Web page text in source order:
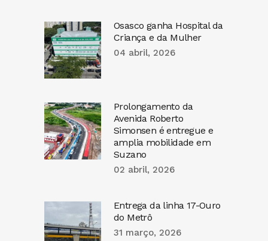
Osasco ganha Hospital da
Criança e da Mulher
04 abril, 2026
Prolongamento da
Avenida Roberto
Simonsen é entregue e
amplia mobilidade em
Suzano
02 abril, 2026
Entrega da linha 17-Ouro
do Metrô
31 março, 2026